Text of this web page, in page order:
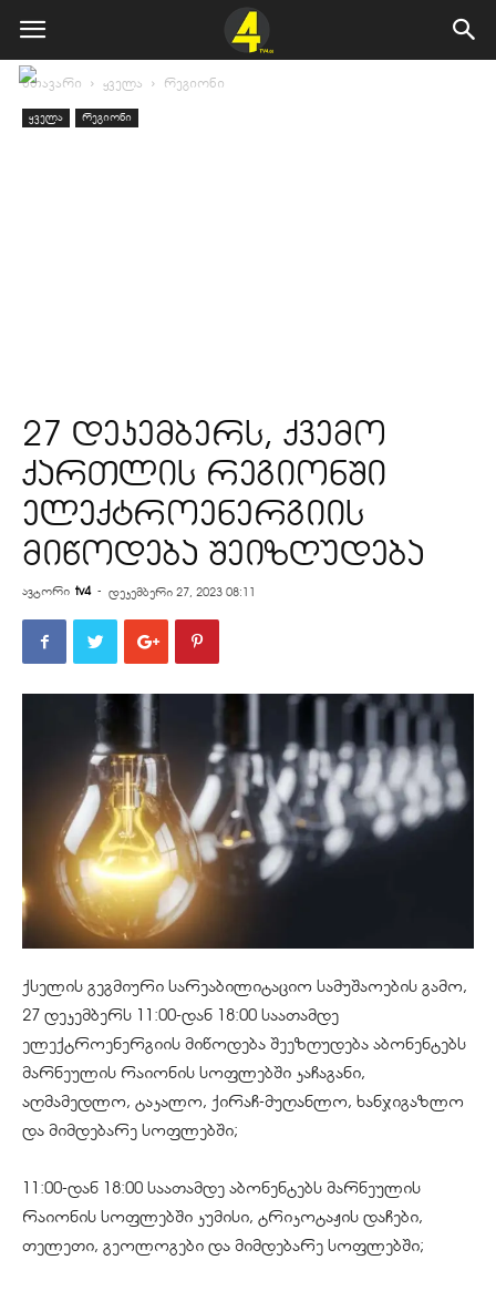
მთავარი ყველა რეგიონი
ყველა რეგიონი
27 დეკემბერს, ქვემო
ქართლის რეგიონში
ელექტროენერგიის
მიწოდება შეიზღუდება
ავტორი tv4 - დეკემბერი 27, 2023 08:11
ქსელის გეგმიური სარეაბილიტაციო სამუშაოების გამო,
27 დეკემბერს 11:00-დან 18:00 საათამდე
ელექტროენერგიის მიწოდება შეეზღუდება აბონენტებს
მარნეულის რაიონის სოფლებში კაჩაგანი,
აღმამედლო, ტაკალო, ქირაჩ-მუღანლო, ხანჯიგაზლო
და მიმდებარე სოფლებში;
11:00-დან 18:00 საათამდე აბონენტებს მარნეულის
რაიონის სოფლებში კუმისი, ტრიკოტაჟის დაჩები,
თელეთი, გეოლოგები და მიმდებარე სოფლებში;